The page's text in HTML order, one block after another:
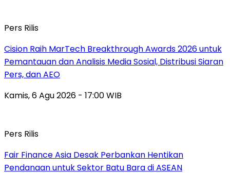
Pers Rilis
Cision Raih MarTech Breakthrough Awards 2026 untuk
Pemantauan dan Analisis Media Sosial, Distribusi Siaran
Pers, dan AEO
Kamis, 6 Agu 2026 - 17:00 WIB
Pers Rilis
Fair Finance Asia Desak Perbankan Hentikan
Pendanaan untuk Sektor Batu Bara di ASEAN